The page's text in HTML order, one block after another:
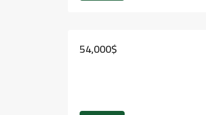
54,000$